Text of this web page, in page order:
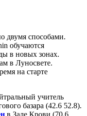
двумя способами.
обучаются
в новых зонах.
в Луносвете.
на старте
учитель
базара (42.6 52.8).
в Зале Крови (70.6